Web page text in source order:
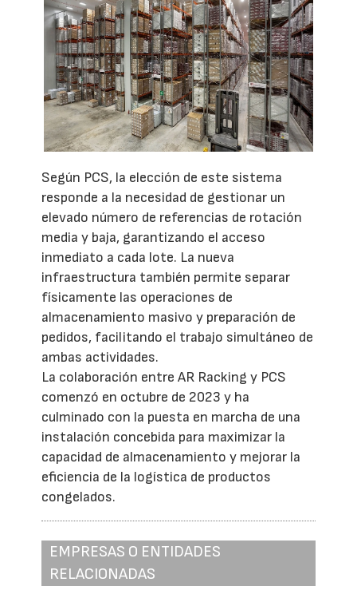
Según PCS, la elección de este sistema
responde a la necesidad de gestionar un
elevado número de referencias de rotación
media y baja, garantizando el acceso
inmediato a cada lote. La nueva
infraestructura también permite separar
físicamente las operaciones de
almacenamiento masivo y preparación de
pedidos, facilitando el trabajo simultáneo de
ambas actividades.
La colaboración entre AR Racking y PCS
comenzó en octubre de 2023 y ha
culminado con la puesta en marcha de una
instalación concebida para maximizar la
capacidad de almacenamiento y mejorar la
eficiencia de la logística de productos
congelados.
EMPRESAS O ENTIDADES
RELACIONADAS